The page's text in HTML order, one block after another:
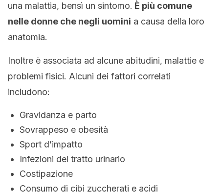
una malattia, bensì un sintomo. È più comune
nelle donne che negli uomini a causa della loro
anatomia.
Inoltre è associata ad alcune abitudini, malattie e
problemi fisici. Alcuni dei fattori correlati
includono:
Gravidanza e parto
Sovrappeso e obesità
Sport d’impatto
Infezioni del tratto urinario
Costipazione
Consumo di cibi zuccherati e acidi